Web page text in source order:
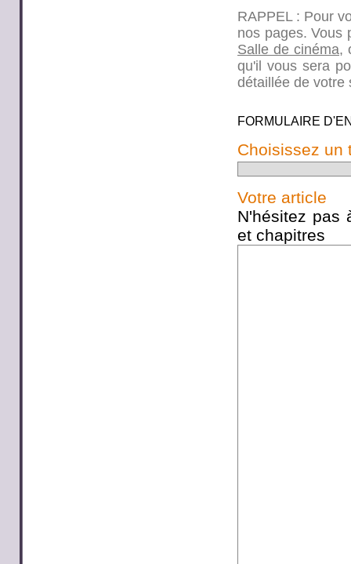
RAPPEL : Pour
nos pages.
Salle de cinéma,
qu'il vous sera
détaillée de votre
FORMULAIRE
Choisissez un
Votre article
N'hésitez pas
et chapitres